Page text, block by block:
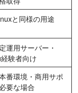
と同様の用途
運用サーバー・
験者向け
番環境・商用サポ
要な場合